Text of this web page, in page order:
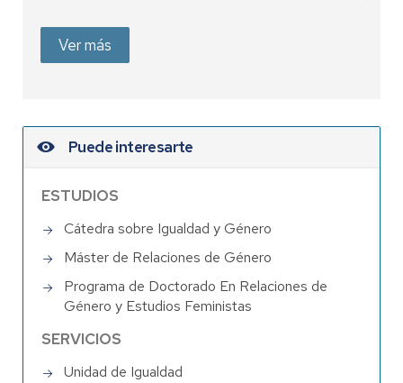
Ver más
Puede interesarte
ESTUDIOS
Cátedra sobre Igualdad y Género
Máster de Relaciones de Género
Programa de Doctorado En Relaciones de
Género y Estudios Feministas
SERVICIOS
Unidad de Igualdad